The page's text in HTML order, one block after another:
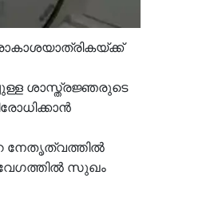
ശാസ്ത്രജ്ഞരുടെ
നേതൃത്വത്തിൽ
വേഗത്തിൽ സുഖം